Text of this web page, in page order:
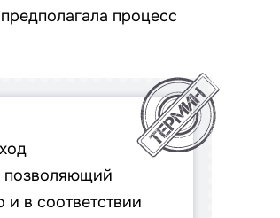
процесс
позволяющий
в соответствии